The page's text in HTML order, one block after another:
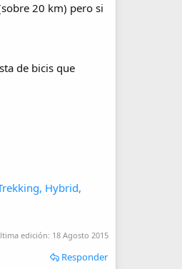
20 km) pero si
de bicis que
Hybrid,
edición: 18 Agosto 2015
Responder